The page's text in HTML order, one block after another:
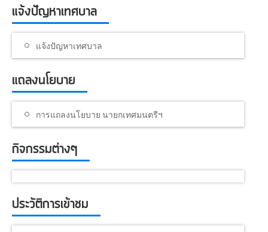
แจ้งปัญหาเทศบาล
แจ้งปัญหาเทศบาล
แถลงนโยบาย
การแถลงนโยบาย นายกเทศมนตรีฯ
กิจกรรมต่างๆ
ประวัติการเข้าชม